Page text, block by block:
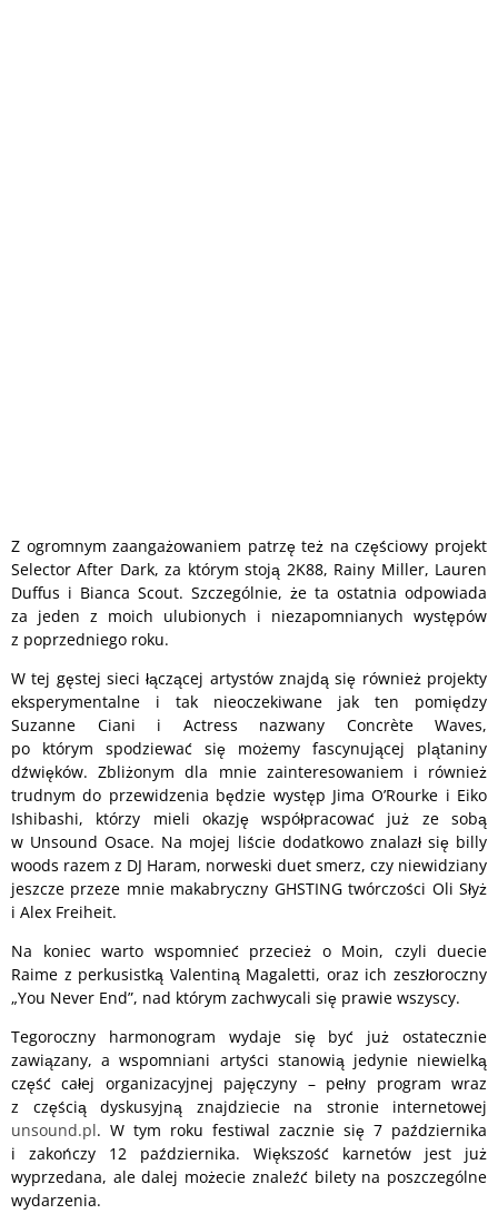
Z ogromnym zaangażowaniem patrzę też na częściowy projekt
Selector After Dark, za którym stoją 2K88, Rainy Miller, Lauren
Duffus i Bianca Scout. Szczególnie, że ta ostatnia odpowiada
za jeden z moich ulubionych i niezapomnianych występów
z poprzedniego roku.
W tej gęstej sieci łączącej artystów znajdą się również projekty
eksperymentalne i tak nieoczekiwane jak ten pomiędzy
Suzanne Ciani i Actress nazwany Concrète Waves,
po którym spodziewać się możemy fascynującej plątaniny
dźwięków. Zbliżonym dla mnie zainteresowaniem i również
trudnym do przewidzenia będzie występ Jima O’Rourke i Eiko
Ishibashi, którzy mieli okazję współpracować już ze sobą
w Unsound Osace. Na mojej liście dodatkowo znalazł się billy
woods razem z DJ Haram, norweski duet smerz, czy niewidziany
jeszcze przeze mnie makabryczny GHSTING twórczości Oli Słyż
i Alex Freiheit.
Na koniec warto wspomnieć przecież o Moin, czyli duecie
Raime z perkusistką Valentiną Magaletti, oraz ich zeszłoroczny
„You Never End”, nad którym zachwycali się prawie wszyscy.
Tegoroczny harmonogram wydaje się być już ostatecznie
zawiązany, a wspomniani artyści stanowią jedynie niewielką
część całej organizacyjnej pajęczyny – pełny program wraz
z częścią dyskusyjną znajdziecie na stronie internetowej
unsound.pl. W tym roku festiwal zacznie się 7 października
i zakończy 12 października. Większość karnetów jest już
wyprzedana, ale dalej możecie znaleźć bilety na poszczególne
wydarzenia.